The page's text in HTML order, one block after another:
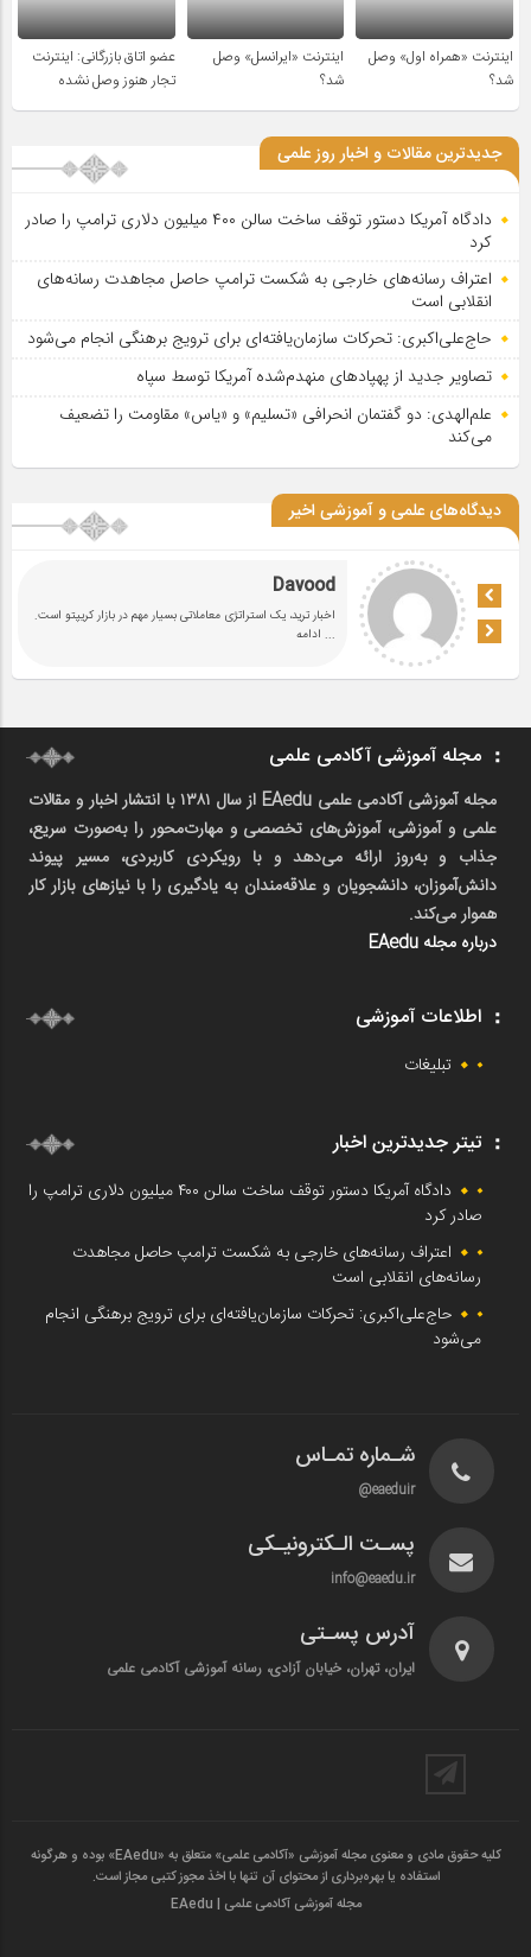
اینترنت «همراه اول» وصل
شد؟
اینترنت «ایرانسل» وصل
شد؟
عضو اتاق بازرگانی: اینترنت
تجار هنوز وصل نشده
جدیدترین مقالات و اخبار روز علمی
دادگاه آمریکا دستور توقف ساخت سالن ۴۰۰ میلیون دلاری ترامپ را صادر
کرد
اعتراف رسانه‌های خارجی به شکست ترامپ حاصل مجاهدت رسانه‌های
انقلابی است
حاج‌علی‌اکبری: تحرکات سازمان‌یافته‌ای برای ترویج برهنگی انجام می‌شود
تصاویر جدید از پهپادهای منهدم‌شده آمریکا توسط سپاه
علم‌الهدی: دو گفتمان انحرافی «تسلیم» و «یاس» مقاومت را تضعیف
می‌کند
دیدگاه‌های علمی و آموزشی اخیر
Davood
اخبار ترید، یک استراتژی معاملاتی بسیار مهم در بازار کریپتو است.
... ادامه
مجله آموزشی آکادمی علمی
مجله آموزشی آکادمی علمی EAedu از سال ۱۳۸۱ با انتشار اخبار و مقالات
علمی و آموزشی، آموزش‌های تخصصی و مهارت‌محور را به‌صورت سریع،
جذاب و به‌روز ارائه می‌دهد و با رویکردی کاربردی، مسیر پیوند
دانش‌آموزان، دانشجویان و علاقه‌مندان به یادگیری را با نیازهای بازار کار
هموار می‌کند.
درباره مجله EAedu
اطلاعات آموزشی
تبلیغات
تیتر جدیدترین اخبار
دادگاه آمریکا دستور توقف ساخت سالن ۴۰۰ میلیون دلاری ترامپ را
صادر کرد
اعتراف رسانه‌های خارجی به شکست ترامپ حاصل مجاهدت
رسانه‌های انقلابی است
حاج‌علی‌اکبری: تحرکات سازمان‌یافته‌ای برای ترویج برهنگی انجام
می‌شود
شـماره تمـاس
eaeduir@
پسـت الـکترونیـکی
info@eaedu.ir
آدرس پسـتی
ایران، تهران، خیابان آزادی، رسانه آموزشی آکادمی علمی
کلیه حقوق مادی و معنوی مجله آموزشی «آکادمی علمی» متعلق به «EAedu» بوده و هرگونه
استفاده یا بهره‌برداری از محتوای آن تنها با اخذ مجوز کتبی مجاز است.
مجله آموزشی آکادمی علمی | EAedu